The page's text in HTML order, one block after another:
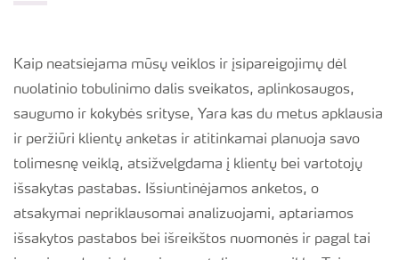
Kaip neatsiejama mūsų veiklos ir įsipareigojimų dėl
nuolatinio tobulinimo dalis sveikatos, aplinkosaugos,
saugumo ir kokybės srityse, Yara kas du metus apklausia
ir peržiūri klientų anketas ir atitinkamai planuoja savo
tolimesnę veiklą, atsižvelgdama į klientų bei vartotojų
išsakytas pastabas. Išsiuntinėjamos anketos, o
atsakymai nepriklausomai analizuojami, aptariamos
išsakytos pastabos bei išreikštos nuomonės ir pagal tai